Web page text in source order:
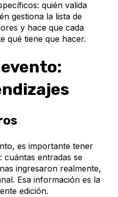
quién valida
gestiona la lista de
y hace que cada
qué tiene que hacer.
es importante tener
cuántas entradas se
ingresaron realmente,
Esa información es la
edición.